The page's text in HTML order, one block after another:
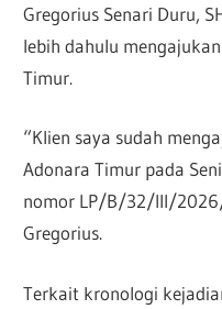
Gregorius Senari Duru,
lebih dahulu
Timur.
“Klien saya sudah
Adonara Timur pada
nomor LP/B/32/III/
Gregorius.
Terkait kronologi